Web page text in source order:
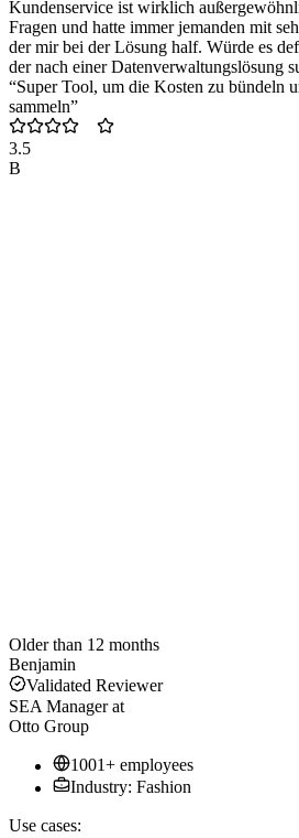
Kundenservice ist wirklich
Fragen und hatte immer jemanden mit
der mir bei der Lösung half. Würde es
der nach einer Datenverwaltungslösung
“Super Tool, um die Kosten zu bündeln
sammeln”
3.5
B
Older than 12 months
Benjamin
Validated Reviewer
SEA Managerat
Otto Group
1001+ employees
Industry: Fashion
Use cases: